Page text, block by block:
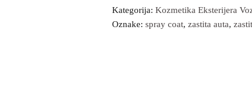
Kategorija: Kozmetika Eksterijera
Oznake: spray coat, zastita auta,